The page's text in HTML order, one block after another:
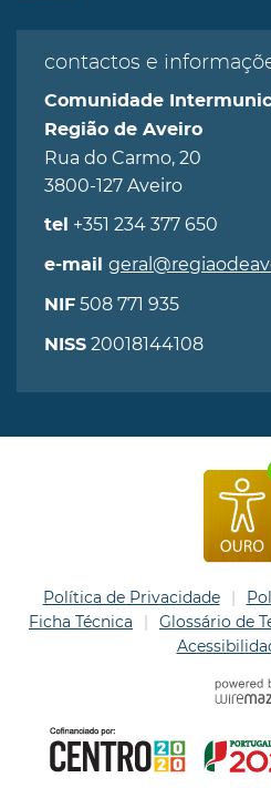
contactos e
Comunidade
Região de Aveiro
Rua do Carmo, 20
3800-127 Aveiro
tel +351 234 377 650
e-mail
NIF 508 771 935
NISS 20018144108
Política de Privacidade
Ficha Técnica
Glossário de